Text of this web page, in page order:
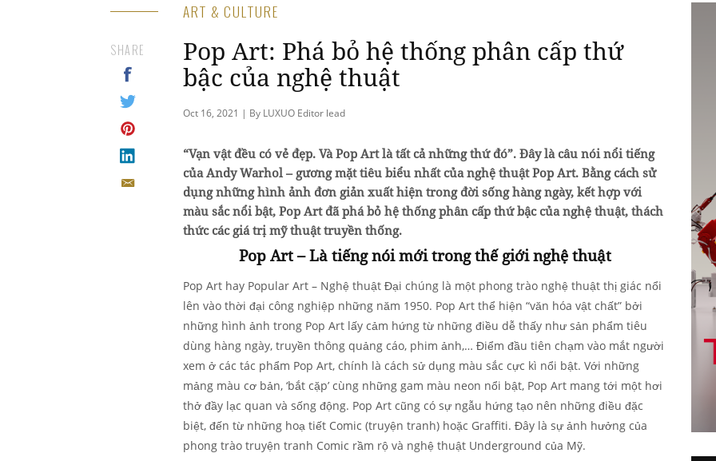
ART & CULTURE
Pop Art: Phá bỏ hệ thống phân cấp thứ
bậc của nghệ thuật
Oct 16, 2021 | By LUXUO Editor lead
SHARE
“Vạn vật đều có vẻ đẹp. Và Pop Art là tất cả những thứ đó”. Đây là câu nói nổi tiếng
của Andy Warhol – gương mặt tiêu biểu nhất của nghệ thuật Pop Art. Bằng cách sử
dụng những hình ảnh đơn giản xuất hiện trong đời sống hàng ngày, kết hợp với
màu sắc nổi bật, Pop Art đã phá bỏ hệ thống phân cấp thứ bậc của nghệ thuật, thách
thức các giá trị mỹ thuật truyền thống.
Pop Art – Là tiếng nói mới trong thế giới nghệ thuật
Pop Art hay Popular Art – Nghệ thuật Đại chúng là một phong trào nghệ thuật thị giác nổi
lên vào thời đại công nghiệp những năm 1950. Pop Art thể hiện “văn hóa vật chất” bởi
những hình ảnh trong Pop Art lấy cảm hứng từ những điều dễ thấy như sản phẩm tiêu
dùng hàng ngày, truyền thông quảng cáo, phim ảnh,… Điểm đầu tiên chạm vào mắt người
xem ở các tác phẩm Pop Art, chính là cách sử dụng màu sắc cực kì nổi bật. Với những
mảng màu cơ bản, ‘bắt cặp’ cùng những gam màu neon nổi bật, Pop Art mang tới một hơi
thở đầy lạc quan và sống động. Pop Art cũng có sự ngẫu hứng tạo nên những điều đặc
biệt, đến từ những hoạ tiết Comic (truyện tranh) hoặc Graffiti. Đây là sự ảnh hưởng của
phong trào truyện tranh Comic rầm rộ và nghệ thuật Underground của Mỹ.